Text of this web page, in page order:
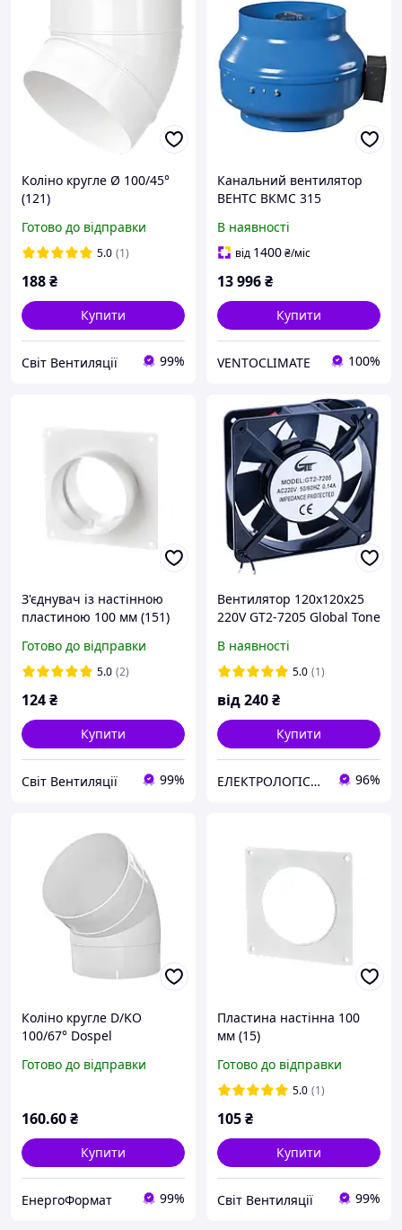
Коліно кругле Ø 100/45°
(121)
Готово до відправки
5.0 (1)
188₴
Купити
Світ Вентиляції 99%
Канальний вентилятор
ВЕНТС ВКМС 315
В наявності
від 1400₴/міс
13 996₴
Купити
VENTOCLIMATE 100%
З'єднувач із настінною
пластиною 100 мм (151)
Готово до відправки
5.0 (2)
124₴
Купити
Світ Вентиляції 99%
Вентилятор 120x120x25
220V GT2-7205 Global Tone
В наявності
5.0 (1)
від240₴
Купити
ЕЛЕКТРОЛОГІСТИК 96%
Коліно кругле D/KO
100/67° Dospel
Готово до відправки
160.60₴
Купити
ЕнергоФормат 99%
Пластина настінна 100
мм (15)
Готово до відправки
5.0 (1)
105₴
Купити
Світ Вентиляції 99%